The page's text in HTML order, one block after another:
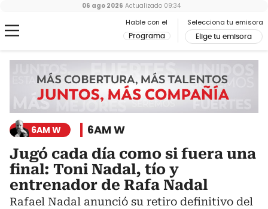
Hable con el
Programa
Selecciona tu emisora
Elige tu emisora
06 ago 2026 Actualizado 09:34
6AM W 6AM W
Jugó cada día como si fuera una
final: Toni Nadal, tío y
entrenador de Rafa Nadal
Rafael Nadal anunció su retiro definitivo del